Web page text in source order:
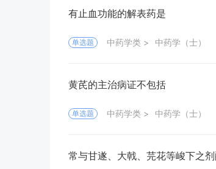
有止血功能的解表药是
单选题 中药学类 中药学（士）
黄芪的主治病证不包括
单选题 中药学类 中药学（士）
常与甘遂、大戟、芫花等峻下之